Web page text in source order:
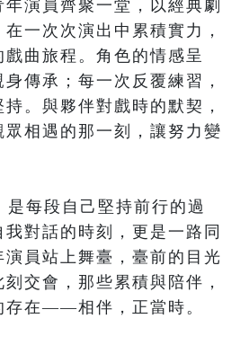
演員齊聚一堂，以經典劇
一次次演出中累積實力，
曲旅程。角色的情感呈
傳承；每一次反覆練習，
。與夥伴對戲時的默契，
相遇的那一刻，讓努力變
每段自己堅持前行的過
對話的時刻，更是一路同
員站上舞臺，臺前的目光
交會，那些累積與陪伴，